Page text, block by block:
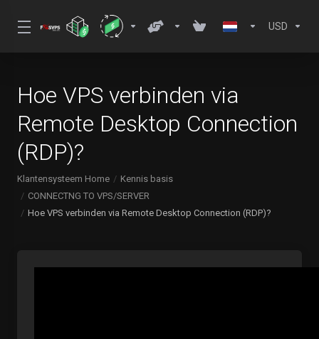
USD
Hoe VPS verbinden via
Remote Desktop Connection
(RDP)?
Klantensysteem Home
Kennis basis
CONNECTNG TO VPS/SERVER
Hoe VPS verbinden via Remote Desktop Connection (RDP)?